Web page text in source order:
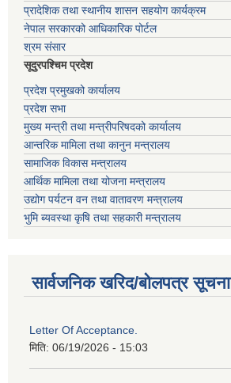
प्रादेशिक तथा स्थानीय शासन सहयोग कार्यक्रम
नेपाल सरकारको आधिकारिक पोर्टल
श्रम संसार
सूदुरपश्चिम प्रदेश
प्रदेश प्रमुखको कार्यालय
प्रदेश सभा
मुख्य मन्त्री तथा मन्त्रीपरिषदको कार्यालय
आन्तरिक मामिला तथा कानुन मन्त्रालय
सामाजिक विकास मन्त्रालय
आर्थिक मामिला तथा योजना मन्त्रालय
उद्योग पर्यटन वन तथा वातावरण मन्त्रालय
भुमि ब्यवस्था कृषि तथा सहकारी मन्त्रालय
सार्वजनिक खरिद/बोलपत्र सूचना
Letter Of Acceptance.
मिति: 06/19/2026 - 15:03